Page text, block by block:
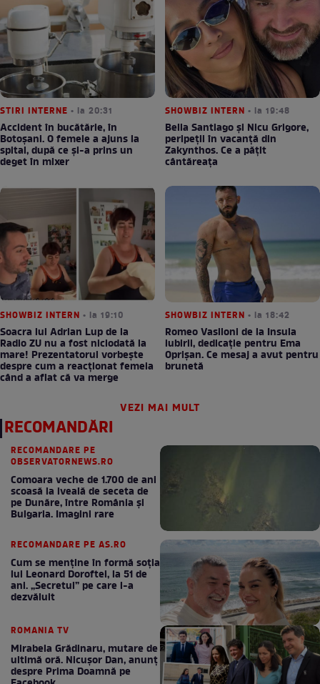
STIRI INTERNE • la 20:31
Accident în bucătărie, în
Botoșani. O femeie a ajuns la
spital, după ce și-a prins un
deget în mixer
SHOWBIZ INTERN • la 19:48
Bella Santiago și Nicu Grigore,
peripeții în vacanță din
Zakynthos. Ce a pățit
cântăreața
SHOWBIZ INTERN • la 19:10
Soacra lui Adrian Lup de la
Radio ZU nu a fost niciodată la
mare! Prezentatorul vorbește
despre cum a reacționat femeia
când a aflat că va merge
SHOWBIZ INTERN • la 18:42
Romeo Vasiloni de la Insula
iubirii, dedicație pentru Ema
Oprișan. Ce mesaj a avut pentru
brunetă
VEZI MAI MULT
RECOMANDĂRI
RECOMANDARE PE
OBSERVATORNEWS.RO
Comoara veche de 1.700 de ani
scoasă la iveală de seceta de
pe Dunăre, între România şi
Bulgaria. Imagini rare
RECOMANDARE PE AS.RO
Cum se menţine în formă soţia
lui Leonard Doroftei, la 51 de
ani. „Secretul” pe care l-a
dezvăluit
ROMANIA TV
Mirabela Grădinaru, mutare de
ultimă oră. Nicuşor Dan, anunţ
despre Prima Doamnă pe